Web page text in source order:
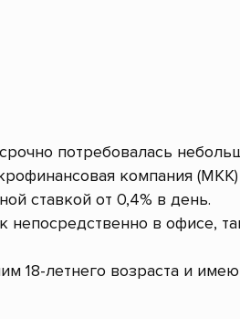
потребовалась
компания
ставкой от 0,4% в день.
в офисе,
18-летнего возраста и